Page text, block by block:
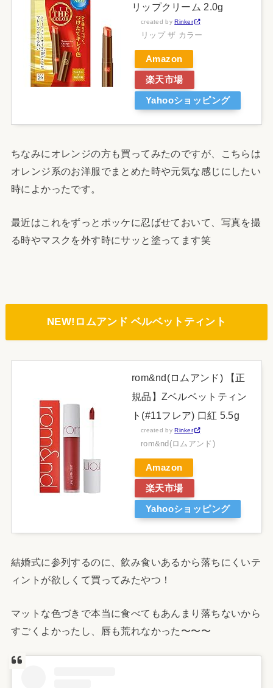
リップクリーム 2.0g
created byRinker
リップ ザ カラー
Amazon
楽天市場
Yahooショッピング
ちなみにオレンジの方も買ってみたのですが、こちらは
オレンジ系のお洋服でまとめた時や元気な感じにしたい
時によかったです。
最近はこれをずっとポッケに忍ばせておいて、写真を撮
る時やマスクを外す時にサッと塗ってます笑
NEW!ロムアンド ベルベットティント
rom&nd(ロムアンド) 【正
規品】Zベルベットティン
ト(#11フレア) 口紅 5.5g
created byRinker
rom&nd(ロムアンド)
Amazon
楽天市場
Yahooショッピング
結婚式に参列するのに、飲み食いあるから落ちにくいテ
ィントが欲しくて買ってみたやつ！
マットな色づきで本当に食べてもあんまり落ちないから
すごくよかったし、唇も荒れなかった〜〜〜